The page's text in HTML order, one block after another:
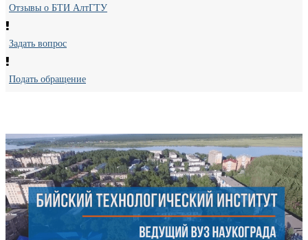
Отзывы о БТИ АлтГТУ
Задать вопрос
Подать обращение